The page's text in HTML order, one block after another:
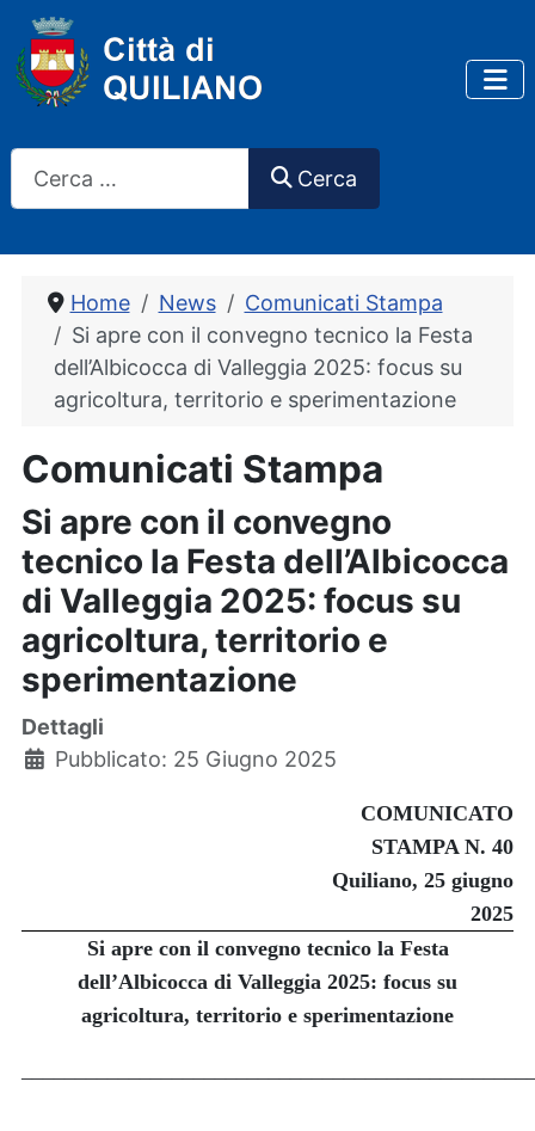
Cerca
Home News
Comunicati Stampa
Si apre con il convegno tecnico la Festa
dell’Albicocca di Valleggia 2025: focus su
agricoltura, territorio e sperimentazione
Comunicati Stampa
Si apre con il convegno
tecnico la Festa dell’Albicocca
di Valleggia 2025: focus su
agricoltura, territorio e
sperimentazione
Dettagli
Pubblicato: 25 Giugno 2025
COMUNICATO
STAMPA N. 40
Quiliano, 25 giugno
2025
Si apre con il convegno tecnico la Festa
dell’Albicocca di Valleggia 2025: focus su
agricoltura, territorio e sperimentazione